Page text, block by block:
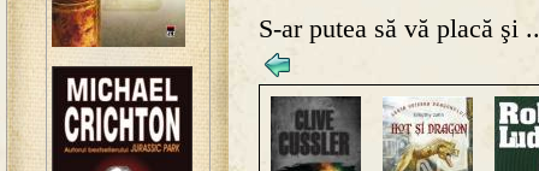
S-ar putea să vă placă şi